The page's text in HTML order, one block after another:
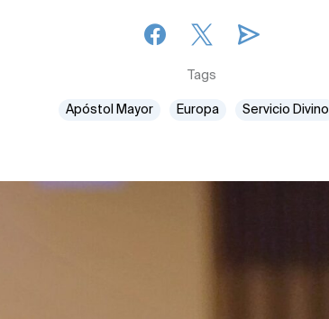
Tags
Apóstol Mayor Europa Servicio Divino